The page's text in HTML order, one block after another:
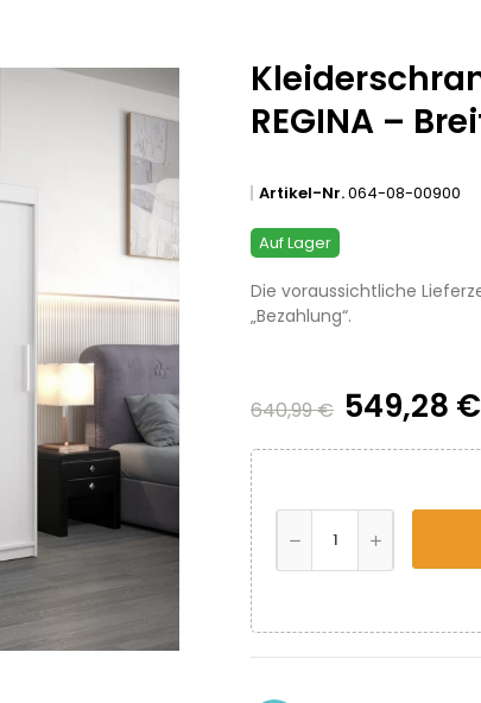
REGINA –
Artikel-Nr.064-08-00900
Auf Lager
Die voraussichtliche
„Bezahlung“.
640,99 € 549,28